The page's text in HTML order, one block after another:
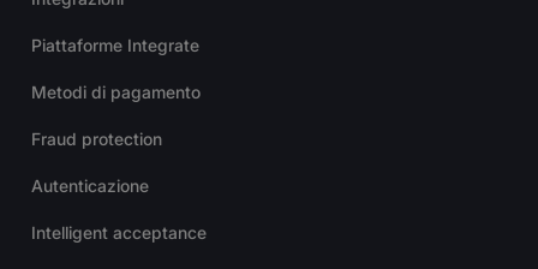
Piattaforme Integrate
Metodi di pagamento
Fraud protection
Autenticazione
Intelligent acceptance